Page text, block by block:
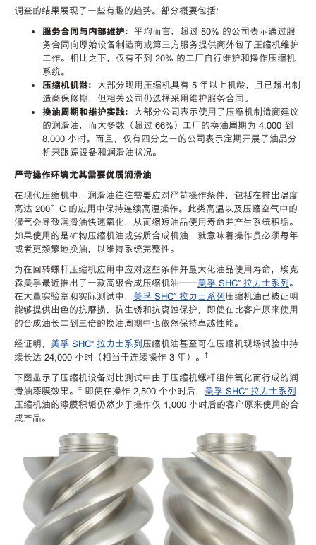
调查的结果展现了一些有趣的趋势。部分概要包括：
服务合同与内部维护： 平均而言，超过 80% 的公司表示通过服
务合同向原始设备制造商或第三方服务提供商外包了压缩机维护
工作。相比之下，仅有不到 20% 的工厂自行维护和操作压缩机
系统。
压缩机机龄： 大部分现用压缩机具有 5 年以上机龄，且已超出制
造商保修期，但相关公司仍选择采用维护服务合同。
换油周期和维护实践： 大部分公司表示使用了压缩机制造商建议
的润滑油，而大多数（超过 66%）工厂的换油周期为 4,000 到
8,000 小时。而且，仅有四分之一的公司表示定期开展了油品分
析来跟踪设备和润滑油状况。
严苛操作环境尤其需要优质润滑油
在现代压缩机中，润滑油往往需要应对严苛操作条件，包括在排出温度
高达 200°C 的应用中保持连续高温操作。此类高温以及压缩空气中的
湿气会导致润滑油快速氧化，从而缩短油品使用寿命并产生系统积垢。
如果使用的是矿物压缩机油或劣质合成机油，就意味着操作员必须每年
或者更频繁地换油，以维持系统完整性。
为在回转螺杆压缩机应用中应对这些条件并最大化油品使用寿命，埃克
森美孚最近推出了一款高级合成压缩机油——美孚 SHC™ 拉力士系列 。
在大量实验室和实际测试中， 美孚 SHC™ 拉力士系列 压缩机油已被证明
能够提供出色的抗磨损、抗生锈和抗腐蚀保护，即使在比客户原来使用
的合成油长二到三倍的换油周期中也依然保持卓越性能。
经证明， 美孚 SHC™ 拉力士系列 压缩机油甚至可在压缩机现场试验中持
续长达 24,000 小时（相当于连续操作 3 年）。
†
下图显示了压缩机设备对比测试中由于压缩机螺杆组件氧化而行成的润
滑油漆膜效果。
‡ 即使在操作 2,500 个小时后， 美孚 SHC™ 拉力士系列
压缩机油的漆膜积垢仍然少于操作仅 1,000 小时后的客户原来使用的合
成产品。